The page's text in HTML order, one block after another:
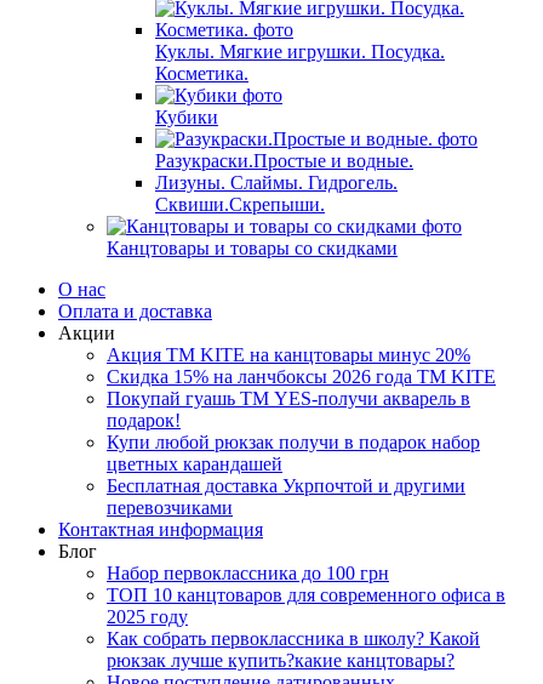
Куклы. Мягкие игрушки. Посудка.
Косметика.
Кубики
Разукраски.Простые и водные.
Лизуны. Слаймы. Гидрогель.
Сквиши.Скрепыши.
Канцтовары и товары со скидками
О нас
Оплата и доставка
Акции
Акция ТМ KITE на канцтовары минус 20%
Скидка 15% на ланчбоксы 2026 года ТМ KITE
Покупай гуашь ТМ YES-получи акварель в
подарок!
Купи любой рюкзак получи в подарок набор
цветных карандашей
Бесплатная доставка Укрпочтой и другими
перевозчиками
Контактная информация
Блог
Набор первоклассника до 100 грн
ТОП 10 канцтоваров для современного офиса в
2025 году
Как собрать первоклассника в школу? Какой
рюкзак лучше купить?какие канцтовары?